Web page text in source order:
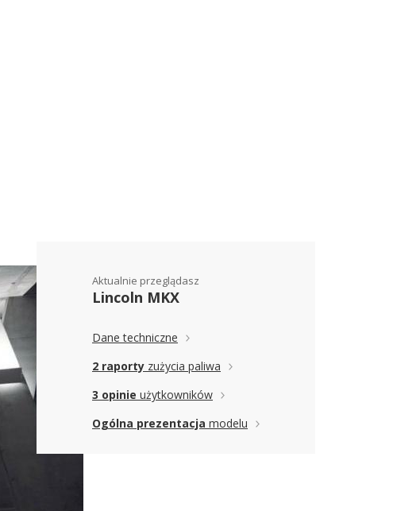
Aktualnie przeglądasz
Lincoln MKX
Dane techniczne
2 raporty zużycia paliwa
3 opinie użytkowników
Ogólna prezentacja modelu